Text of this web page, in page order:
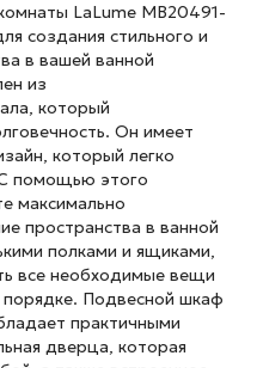
LaLume MB20491-
создания стильного и
в вашей ванной
из
который
Он имеет
который легко
помощью этого
максимально
пространства в ванной
полками и ящиками,
все необходимые вещи
Подвесной шкаф
практичными
дверца, которая